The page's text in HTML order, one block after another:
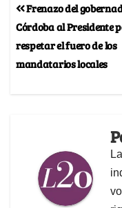
Frenazo del
Córdoba al Presidente
respetar el fuero de los
mandatarios locales